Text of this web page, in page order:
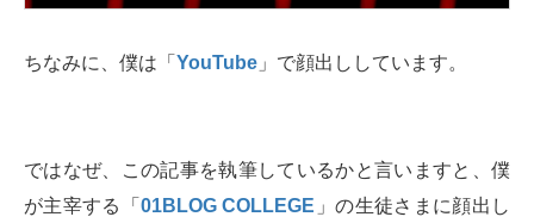
ちなみに、僕は「 YouTube 」で顔出ししています。
ではなぜ、この記事を執筆しているかと言いますと、僕
が主宰する「01BLOG COLLEGE 」の生徒さまに顔出し